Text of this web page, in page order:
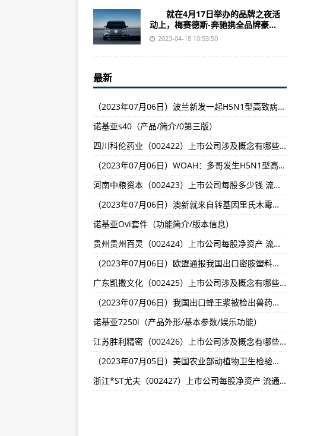
（2023年07月19日）济宁市食品药品安全委员会
2025年）》公开征求意见的通知-世界热讯:
广东赛为智能（300044）上市公司平均成本是多
（2023年07月19日）河南省市场监督管理局关于
点!
诺基亚7212c（产品属性/产品简介）
北京华力创通（300045）上市公司流通股是多少
（2023年07月19日）陕西省市场监督管理局关于
（2023年第22期）-当前要闻:
湖北台基股份（300046）上市公司平均成本是多
（2023年07月18日）蚌埠市市场监督管理局关
通告-当前消息!
诺基亚800（主要功能/规格参数/手机附件）
游泳世锦赛：王柳懿/王芊懿获得花游女双自由自
就在4月17日举办的品牌之夜活
动上，梅赛德斯-奔驰携全品牌豪...
2023-04-18 10:53:50
最新
（2023年07月06日）波兰新发一起H5N1型高致病性禽流感疫情-天天观点:
诺基亚s40（产品/简介/0第三版）
四川科伦药业（002422）上市公司涉及概念有哪些 流通股为11.72亿
（2023年07月06日）WOAH：多哥发生H5N1型高致病性禽流感疫情-环球视点!
河南中粮资本（002423）上市公司每股多少钱 流通股为23.04亿
（2023年07月06日）澳新就来自转基因里氏木霉的果聚糖酶作为加工助剂进行意见征求-当前看点!
诺基亚Ovi套件（功能简介/版本信息）
贵州贵州百灵（002424）上市公司每股净资产 流通股为12.01亿
（2023年07月06日）欧盟通报我国出口密胺塑料杯不合格-天天实时:
广东凯撒文化（002425）上市公司涉及概念有哪些 流通股为9.56亿
（2023年07月06日）我国出口蜂王浆被检出兽药残留超标-当前短讯!
诺基亚7250i（产品外形/基本参数/娱乐功能）
江苏胜利精密（002426）上市公司涉及概念有哪些 流通股为31.51亿
（2023年07月05日）美国农业部动植物卫生检验局宣布一项转基因苹果符合豁免标准-每日热点:
浙江*ST尤夫（002427）上市公司每股净资产 流通股为9.83亿